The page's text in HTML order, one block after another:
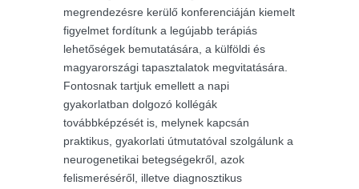
megrendezésre kerülő konferenciáján kiemelt
figyelmet fordítunk a legújabb terápiás
lehetőségek bemutatására, a külföldi és
magyarországi tapasztalatok megvitatására.
Fontosnak tartjuk emellett a napi
gyakorlatban dolgozó kollégák
továbbképzését is, melynek kapcsán
praktikus, gyakorlati útmutatóval szolgálunk a
neurogenetikai betegségekről, azok
felismeréséről, illetve diagnosztikus